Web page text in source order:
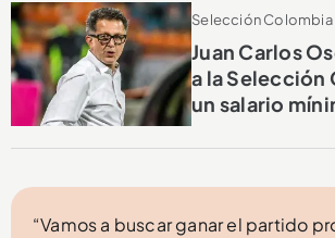
Selección Colombia
Juan Carlos
a la
un salario
“Vamos a buscar ganar el partido